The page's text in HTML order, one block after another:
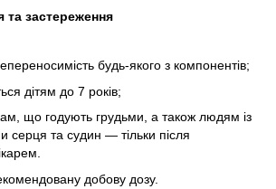
та застереження
будь-якого з компонентів;
дітям до 7 років;
що годують грудьми, а також людям із
серця та судин — тільки після
добову дозу.